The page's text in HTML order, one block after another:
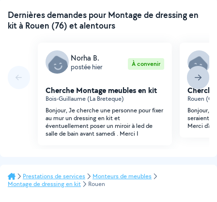
Dernières demandes pour Montage de dressing en
kit à Rouen (76) et alentours
Norha B.
postée hier À convenir
Cherche Montage meubles en kit
Bois-Guillaume (La Breteque)
Bonjour, Je cherche une personne pour fixer
au mur un dressing en kit et
éventuellement poser un miroir à led de
salle de bain avant samedi . Merci I
Rouen
Bonjour,
seraient
Merci
Prestations de services
Monteurs de meubles
Montage de dressing en kit
Rouen